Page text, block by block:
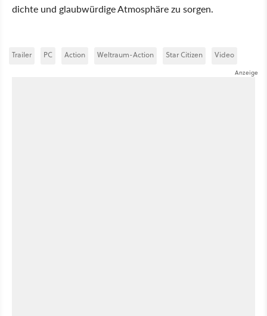
dichte und glaubwürdige Atmosphäre zu sorgen.
Trailer PC Action Weltraum-Action Star Citizen Video